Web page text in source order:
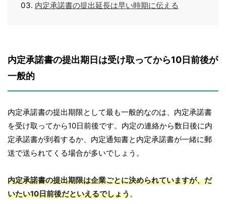
内定承諾書の提出延長は早い時期に伝える
内定承諾書の提出期日は受け取ってから10日前後が
一般的
内定承諾書の提出期限として最も一般的なのは、内定承諾書
を受け取ってから10日前後です。内定の連絡から数日後に内
定承諾書が到着するか、内定通知書と内定承諾書が一緒に郵
送で送られてくる場合が多いでしょう。
内定承諾書の提出期限は企業ごとに決められていますが、だ
いたい10日前後だといえるでしょう。